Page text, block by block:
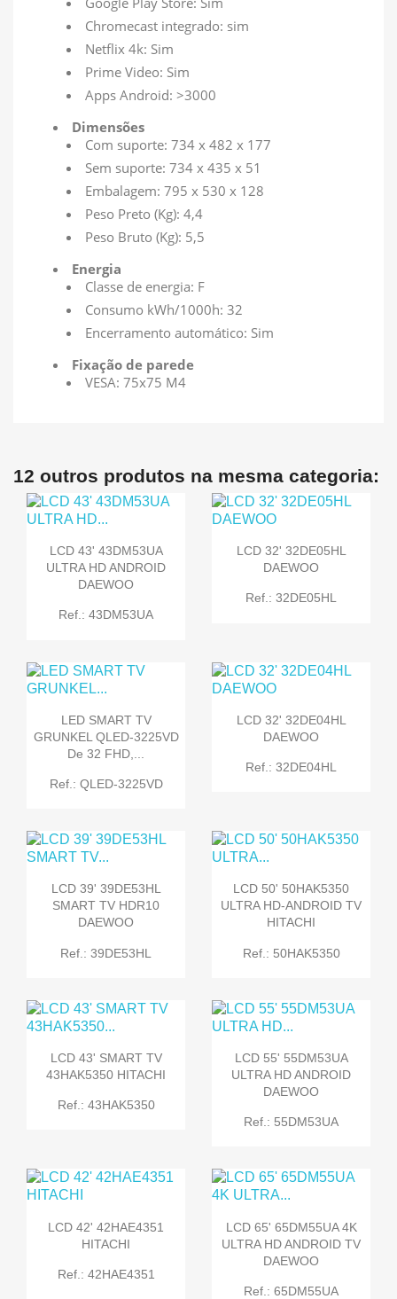
Chromecast integrado: sim
Netflix 4k: Sim
Prime Video: Sim
Apps Android: >3000
Dimensões
Com suporte: 734 x 482 x 177
Sem suporte: 734 x 435 x 51
Embalagem: 795 x 530 x 128
Peso Preto (Kg): 4,4
Peso Bruto (Kg): 5,5
Energia
Classe de energia: F
Consumo kWh/1000h: 32
Encerramento automático: Sim
Fixação de parede
VESA: 75x75 M4
12 outros produtos na mesma categoria:
LCD 43' 43DM53UA
ULTRA HD ANDROID
DAEWOO
Ref.: 43DM53UA
LCD 32' 32DE05HL
DAEWOO
Ref.: 32DE05HL
LED SMART TV
GRUNKEL QLED-3225VD
De 32 FHD,...
Ref.: QLED-3225VD
LCD 32' 32DE04HL
DAEWOO
Ref.: 32DE04HL
LCD 39' 39DE53HL
SMART TV HDR10
DAEWOO
Ref.: 39DE53HL
LCD 50' 50HAK5350
ULTRA HD-ANDROID TV
HITACHI
Ref.: 50HAK5350
LCD 43' SMART TV
43HAK5350 HITACHI
Ref.: 43HAK5350
LCD 55' 55DM53UA
ULTRA HD ANDROID
DAEWOO
Ref.: 55DM53UA
LCD 42' 42HAE4351
HITACHI
Ref.: 42HAE4351
LCD 65' 65DM55UA 4K
ULTRA HD ANDROID TV
DAEWOO
Ref.: 65DM55UA